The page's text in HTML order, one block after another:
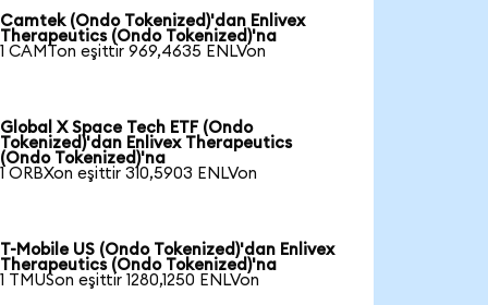
Camtek (Ondo Tokenized)'dan Enlivex
Therapeutics (Ondo Tokenized)'na
1 CAMTon eşittir 969,4635 ENLVon
Global X Space Tech ETF (Ondo
Tokenized)'dan Enlivex Therapeutics
(Ondo Tokenized)'na
1 ORBXon eşittir 310,5903 ENLVon
T-Mobile US (Ondo Tokenized)'dan Enlivex
Therapeutics (Ondo Tokenized)'na
1 TMUSon eşittir 1280,1250 ENLVon